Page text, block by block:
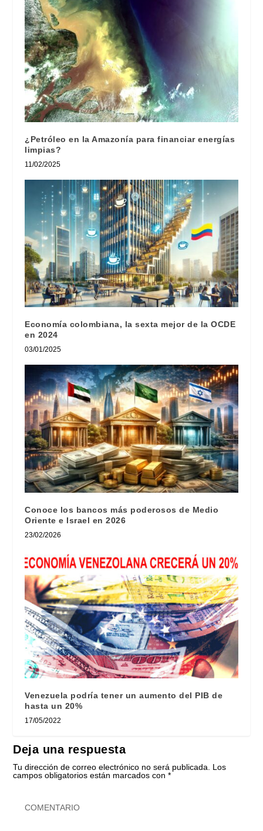
¿Petróleo en la Amazonía para financiar energías
limpias?
11/02/2025
Economía colombiana, la sexta mejor de la OCDE
en 2024
03/01/2025
Conoce los bancos más poderosos de Medio
Oriente e Israel en 2026
23/02/2026
Venezuela podría tener un aumento del PIB de
hasta un 20%
17/05/2022
Deja una respuesta
Tu dirección de correo electrónico no será publicada. Los
campos obligatorios están marcados con*